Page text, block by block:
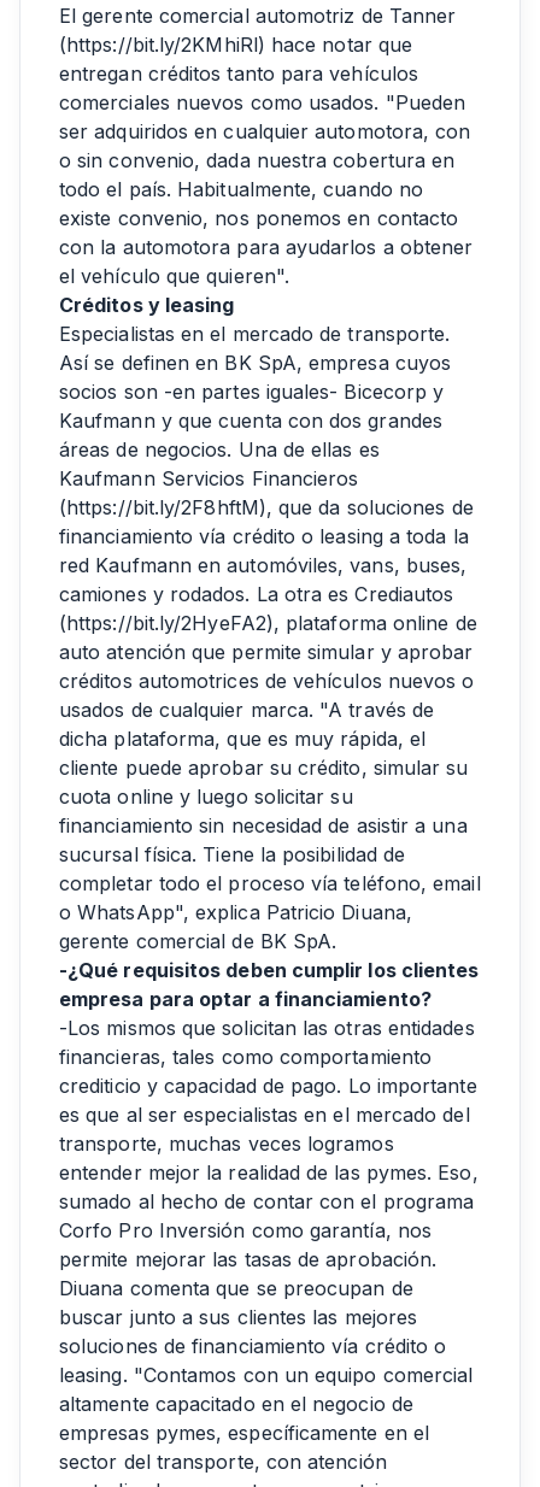
El gerente comercial automotriz de Tanner
(https://bit.ly/2KMhiRl) hace notar que
entregan créditos tanto para vehículos
comerciales nuevos como usados. "Pueden
ser adquiridos en cualquier automotora, con
o sin convenio, dada nuestra cobertura en
todo el país. Habitualmente, cuando no
existe convenio, nos ponemos en contacto
con la automotora para ayudarlos a obtener
el vehículo que quieren".
Créditos y leasing
Especialistas en el mercado de transporte.
Así se definen en BK SpA, empresa cuyos
socios son -en partes iguales- Bicecorp y
Kaufmann y que cuenta con dos grandes
áreas de negocios. Una de ellas es
Kaufmann Servicios Financieros
(https://bit.ly/2F8hftM), que da soluciones de
financiamiento vía crédito o leasing a toda la
red Kaufmann en automóviles, vans, buses,
camiones y rodados. La otra es Crediautos
(https://bit.ly/2HyeFA2), plataforma online de
auto atención que permite simular y aprobar
créditos automotrices de vehículos nuevos o
usados de cualquier marca. "A través de
dicha plataforma, que es muy rápida, el
cliente puede aprobar su crédito, simular su
cuota online y luego solicitar su
financiamiento sin necesidad de asistir a una
sucursal física. Tiene la posibilidad de
completar todo el proceso vía teléfono, email
o WhatsApp", explica Patricio Diuana,
gerente comercial de BK SpA.
-¿Qué requisitos deben cumplir los clientes
empresa para optar a financiamiento?
-Los mismos que solicitan las otras entidades
financieras, tales como comportamiento
crediticio y capacidad de pago. Lo importante
es que al ser especialistas en el mercado del
transporte, muchas veces logramos
entender mejor la realidad de las pymes. Eso,
sumado al hecho de contar con el programa
Corfo Pro Inversión como garantía, nos
permite mejorar las tasas de aprobación.
Diuana comenta que se preocupan de
buscar junto a sus clientes las mejores
soluciones de financiamiento vía crédito o
leasing. "Contamos con un equipo comercial
altamente capacitado en el negocio de
empresas pymes, específicamente en el
sector del transporte, con atención